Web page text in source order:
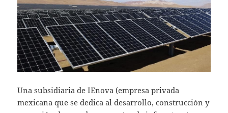
Una subsidiaria de IEnova (empresa privada
mexicana que se dedica al desarrollo, construcción y